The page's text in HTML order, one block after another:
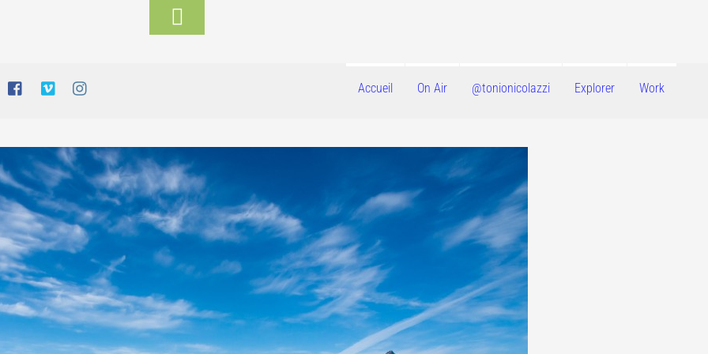
Accueil On Air @tonionicolazzi Explorer Work
dans l’est du Groenland.
Toggle
Footer